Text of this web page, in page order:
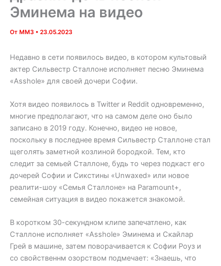
Эминема на видео
От MM3 • 23.05.2023
Недавно в сети появилось видео, в котором культовый
актер Сильвестр Сталлоне исполняет песню Эминема
«Asshole» для своей дочери Софии.
Хотя видео появилось в Twitter и Reddit одновременно,
многие предполагают, что на самом деле оно было
записано в 2019 году. Конечно, видео не новое,
поскольку в последнее время Сильвестр Сталлоне стал
щеголять заметной козлиной бородкой. Тем, кто
следит за семьей Сталлоне, будь то через подкаст его
дочерей Софии и Сикстины «Unwaxed» или новое
реалити-шоу «Семья Сталлоне» на Paramount+,
семейная ситуация в видео покажется знакомой.
В коротком 30-секундном клипе запечатлено, как
Сталлоне исполняет «Asshole» Эминема и Скайлар
Грей в машине, затем поворачивается к Софии Роуз и
со свойственнм озорством подмечает: «Знаешь, что